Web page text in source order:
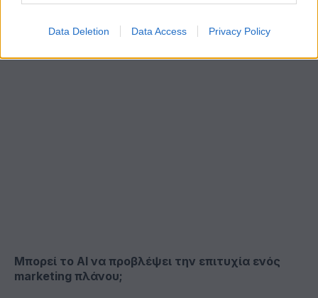
Data Deletion Data Access Privacy Policy
Μπορεί το ΑΙ να προβλέψει την επιτυχία ενός
marketing πλάνου;